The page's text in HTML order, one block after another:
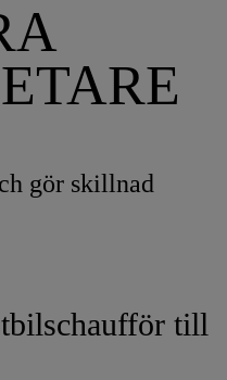
gör skillnad
till